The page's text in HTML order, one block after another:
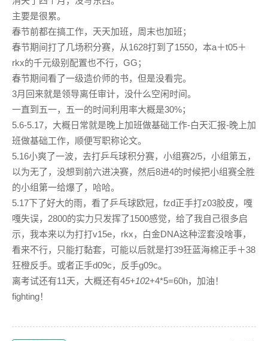
主要是很累。
春节前都在搞工作，天天加班，周末也加班；
春节期间打了几场积分赛，从1628打到了1550，本a＋t05＋
rkx的千元级别配置也不行，GG；
春节期间看了一级造价师的书，但是没看完。
3月回来就是领导离任审计，没什么空闲时间。
一直到五一，五一的时间利用率大概是30%；
5.6-5.17，大概日常就是晚上加班做基础工作-白天汇报-晚上加
班做基础工作，顺便写职称论文。
5.16小爽了一波，去打乒乓球积分赛，小组赛2/5，小组第五，
以为无了，没想到前六进决赛，然后8进4的时候把小组赛全胜
的小组第一给爆了，哈哈。
5.17下了好大的雨，看了乒乓球欧冠，fzd正手打z03胶皮，嘎
嘎失误，2800的实力只发挥了1500感觉，给了我自己很多启
示，我本来以为打打v15e，rkx，白金DNA这种涩套没啥事，
看来不行，只能打黏套，可能以后就是打39狂蓝海棉正手＋38
狂橙反手。或者正手d09c，反手g09c。
离考试还有11天，大概还有45+102+4*5=60h，加油！
fighting！